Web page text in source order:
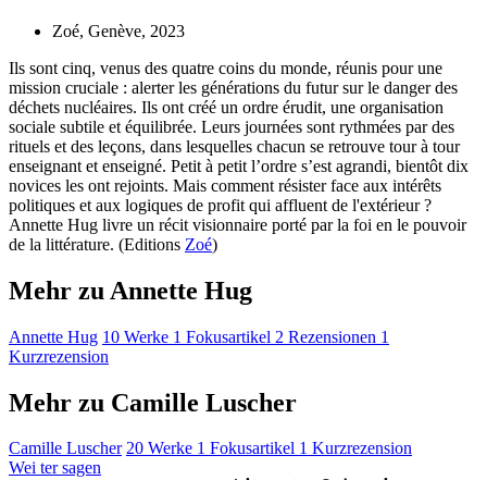
Zoé, Genève, 2023
Ils sont cinq, venus des quatre coins du monde, réunis pour une
mission cruciale : alerter les générations du futur sur le danger des
déchets nucléaires. Ils ont créé un ordre érudit, une organisation
sociale subtile et équilibrée. Leurs journées sont rythmées par des
rituels et des leçons, dans lesquelles chacun se retrouve tour à tour
enseignant et enseigné. Petit à petit l’ordre s’est agrandi, bientôt dix
novices les ont rejoints. Mais comment résister face aux intérêts
politiques et aux logiques de profit qui affluent de l'extérieur ?
Annette Hug livre un récit visionnaire porté par la foi en le pouvoir
de la littérature. (Editions Zoé)
Mehr zu Annette Hug
Annette Hug 10 Werke 1 Fokusartikel 2 Rezensionen 1
Kurzrezension
Mehr zu Camille Luscher
Camille Luscher 20 Werke 1 Fokusartikel 1 Kurzrezension
Wei ter sagen